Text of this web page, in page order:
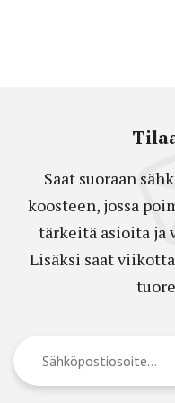
Saat suoraan
koosteen, jossa
tärkeitä asioita ja
Lisäksi saat